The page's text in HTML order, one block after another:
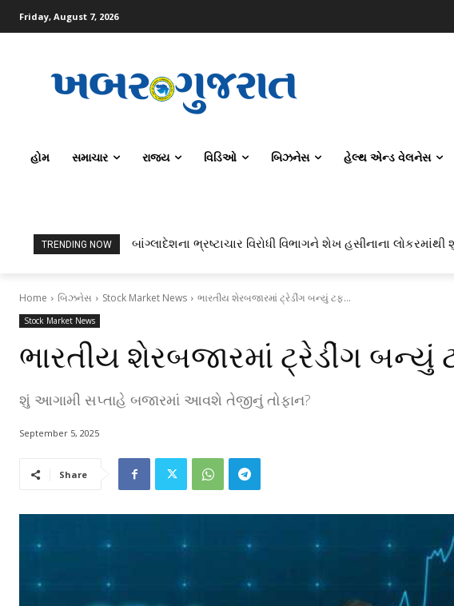
Friday, August 7, 2026
હોમ સમાચાર રાજ્ય વિડિઓ બિઝનેસ હેલ્થ એન્ડ વેલનેસ
TRENDING NOW બાંગ્લાદેશના ભ્રષ્ટાચાર વિરોધી વિભાગને શેખ હસીનાના
Home બિઝનેસ Stock Market News ભારતીય શેરબજારમાં ટ્રેડીંગ બન્યું ટફ...
Stock Market News
ભારતીય શેરબજારમાં ટ્રેડીંગ બન્યું
શું આગામી સપ્તાહે બજારમાં આવશે તેજીનું તોફાન?
September 5, 2025
Share